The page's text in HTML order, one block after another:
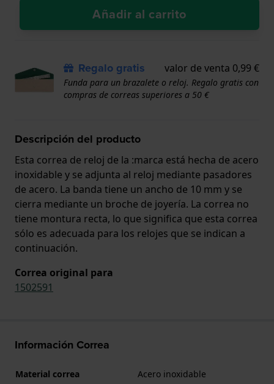
Añadir al carrito
Regalo gratis valor de venta 0,99 €
Funda para un brazalete o reloj. Regalo gratis con
compras de correas superiores a 50 €
Descripción del producto
Esta correa de reloj de la :marca está hecha de acero
inoxidable y se adjunta al reloj mediante pasadores
de acero. La banda tiene un ancho de 10 mm y se
cierra mediante un broche de joyería. La correa no
tiene montura recta, lo que significa que esta correa
sólo es adecuada para los relojes que se indican a
continuación.
Correa original para
1502591
Información Correa
Material correa Acero inoxidable